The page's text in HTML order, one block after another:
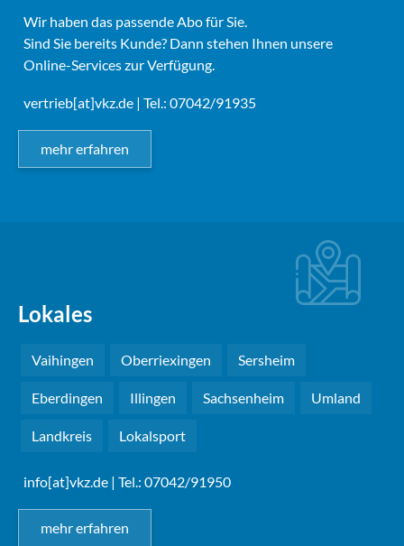
Wir haben das passende Abo für Sie.
Sind Sie bereits Kunde? Dann stehen Ihnen unsere
Online-Services zur Verfügung.
vertrieb[at]vkz.de | Tel.: 07042/91935
mehr erfahren
Lokales
Vaihingen Oberriexingen Sersheim
Eberdingen Illingen Sachsenheim Umland
Landkreis Lokalsport
info[at]vkz.de | Tel.: 07042/91950
mehr erfahren